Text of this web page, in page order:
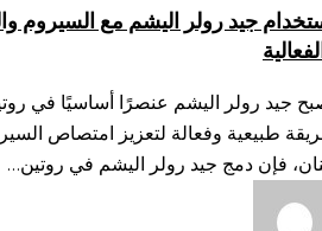
جيد رولر اليشم مع السيروم
جيد رولر اليشم عنصرًا أساسيًا في
طبيعية وفعالة لتعزيز امتصاص
فإن دمج جيد رولر اليشم في روتين…